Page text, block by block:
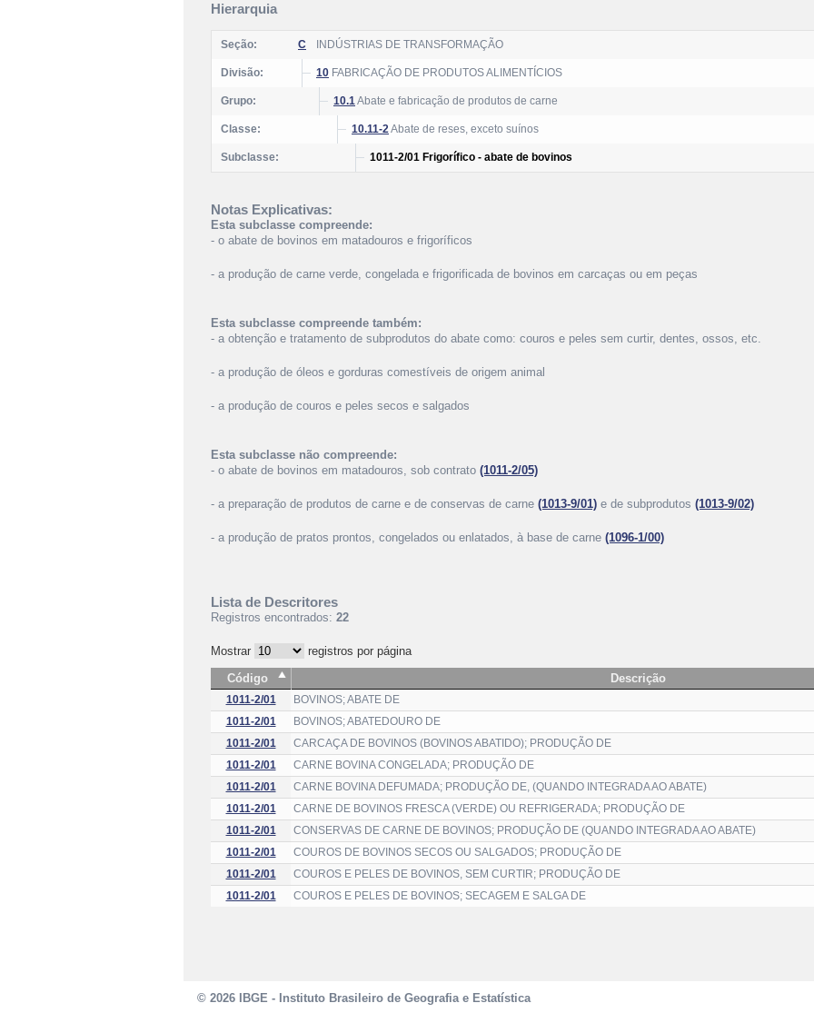
Hierarquia
Seção: C INDÚSTRIAS DE TRANSFORMAÇÃO
Divisão: 10 FABRICAÇÃO DE PRODUTOS ALIMENTÍCIOS
Grupo: 10.1Abate e fabricação de produtos de carne
Classe: 10.11-2Abate de reses, exceto suínos
Subclasse: 1011-2/01 Frigorífico - abate de bovinos
Notas Explicativas:
Esta subclasse compreende:
- o abate de bovinos em matadouros e frigoríficos
- a produção de carne verde, congelada e frigorificada de bovinos em carcaças ou em peças
Esta subclasse compreende também:
- a obtenção e tratamento de subprodutos do abate como: couros e peles sem curtir, dentes, ossos, etc.
- a produção de óleos e gorduras comestíveis de origem animal
- a produção de couros e peles secos e salgados
Esta subclasse não compreende:
- o abate de bovinos em matadouros, sob contrato (1011-2/05)
- a preparação de produtos de carne e de conservas de carne (1013-9/01) e de subprodutos (1013-9/02)
- a produção de pratos prontos, congelados ou enlatados, à base de carne (1096-1/00)
Lista de Descritores
Registros encontrados: 22
Mostrar
registros por página
Código
Descrição
1011-2/01
BOVINOS; ABATE DE
1011-2/01
BOVINOS; ABATEDOURO DE
1011-2/01
CARCAÇA DE BOVINOS (BOVINOS ABATIDO); PRODUÇÃO DE
1011-2/01
CARNE BOVINA CONGELADA; PRODUÇÃO DE
1011-2/01
CARNE BOVINA DEFUMADA; PRODUÇÃO DE, (QUANDO INTEGRADA AO ABATE)
1011-2/01
CARNE DE BOVINOS FRESCA (VERDE) OU REFRIGERADA; PRODUÇÃO DE
1011-2/01
CONSERVAS DE CARNE DE BOVINOS; PRODUÇÃO DE (QUANDO INTEGRADA AO ABATE)
1011-2/01
COUROS DE BOVINOS SECOS OU SALGADOS; PRODUÇÃO DE
1011-2/01
COUROS E PELES DE BOVINOS, SEM CURTIR; PRODUÇÃO DE
1011-2/01
COUROS E PELES DE BOVINOS; SECAGEM E SALGA DE
© 2026 IBGE - Instituto Brasileiro de Geografia e Estatística